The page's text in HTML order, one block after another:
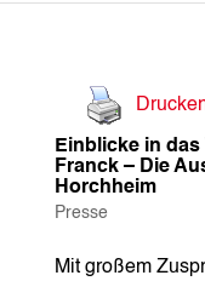
Einblicke in
Franck – Die
Horchheim
Presse
Mit großem